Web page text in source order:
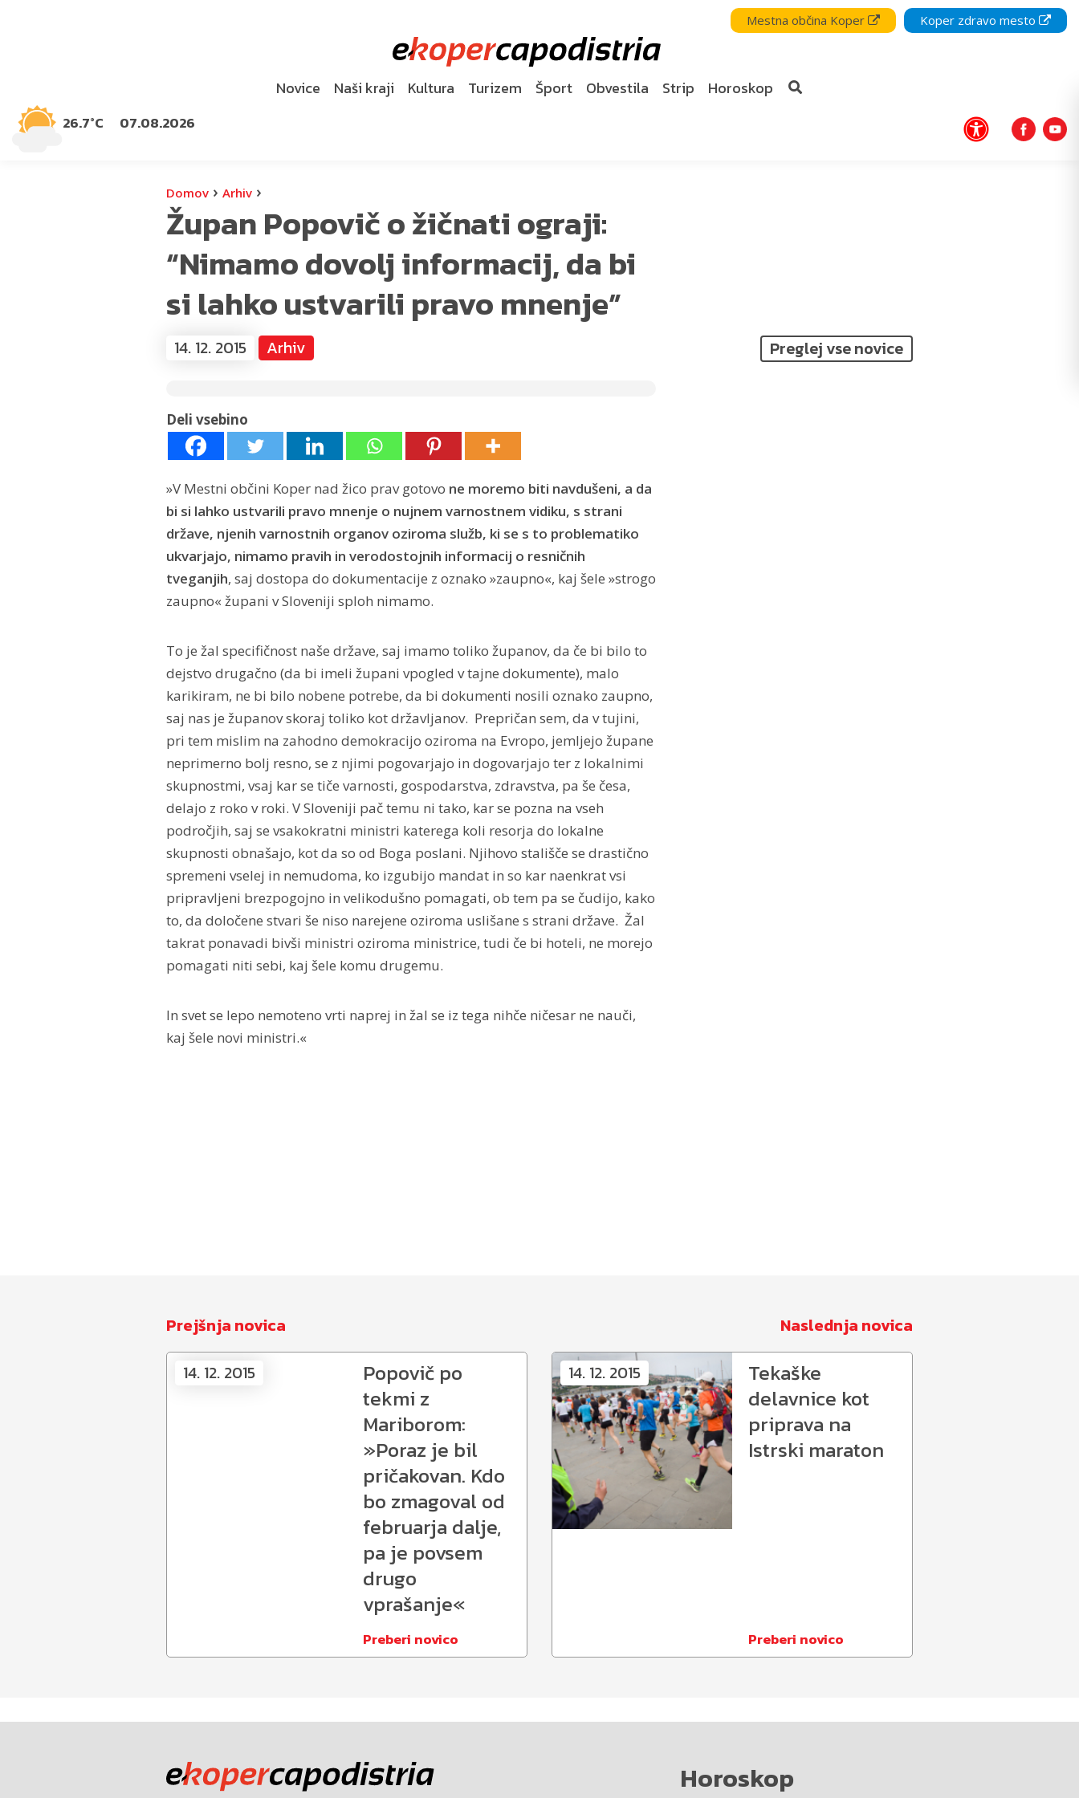
Mestna občina Koper Koper zdravo mesto
26.7°C 07.08.2026
Novice Naši kraji Kultura Turizem Šport Obvestila Strip Horoskop
Domov › Arhiv ›
Župan Popovič o žičnati ograji:
“Nimamo dovolj informacij, da bi
si lahko ustvarili pravo mnenje”
14. 12. 2015 Arhiv Preglej vse novice
Deli vsebino
»V Mestni občini Koper nad žico prav gotovo ne moremo biti navdušeni, a da
bi si lahko ustvarili pravo mnenje o nujnem varnostnem vidiku, s strani
države, njenih varnostnih organov oziroma služb, ki se s to problematiko
ukvarjajo, nimamo pravih in verodostojnih informacij o resničnih
tveganjih, saj dostopa do dokumentacije z oznako »zaupno«, kaj šele »strogo
zaupno« župani v Sloveniji sploh nimamo.
To je žal specifičnost naše države, saj imamo toliko županov, da če bi bilo to
dejstvo drugačno (da bi imeli župani vpogled v tajne dokumente), malo
karikiram, ne bi bilo nobene potrebe, da bi dokumenti nosili oznako zaupno,
saj nas je županov skoraj toliko kot državljanov. Prepričan sem, da v tujini,
pri tem mislim na zahodno demokracijo oziroma na Evropo, jemljejo župane
neprimerno bolj resno, se z njimi pogovarjajo in dogovarjajo ter z lokalnimi
skupnostmi, vsaj kar se tiče varnosti, gospodarstva, zdravstva, pa še česa,
delajo z roko v roki. V Sloveniji pač temu ni tako, kar se pozna na vseh
področjih, saj se vsakokratni ministri katerega koli resorja do lokalne
skupnosti obnašajo, kot da so od Boga poslani. Njihovo stališče se drastično
spremeni vselej in nemudoma, ko izgubijo mandat in so kar naenkrat vsi
pripravljeni brezpogojno in velikodušno pomagati, ob tem pa se čudijo, kako
to, da določene stvari še niso narejene oziroma uslišane s strani države. Žal
takrat ponavadi bivši ministri oziroma ministrice, tudi če bi hoteli, ne morejo
pomagati niti sebi, kaj šele komu drugemu.
In svet se lepo nemoteno vrti naprej in žal se iz tega nihče ničesar ne nauči,
kaj šele novi ministri.«
Prejšnja novica
Naslednja novica
14. 12. 2015
Popovič po
tekmi z
Mariborom:
»Poraz je bil
pričakovan. Kdo
bo zmagoval od
februarja dalje,
pa je povsem
drugo
vprašanje«
Preberi novico
14. 12. 2015
Tekaške
delavnice kot
priprava na
Istrski maraton
Preberi novico
Horoskop